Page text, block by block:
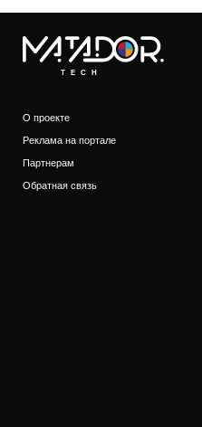
TECH
О проекте
Реклама на портале
Партнерам
Обратная связь